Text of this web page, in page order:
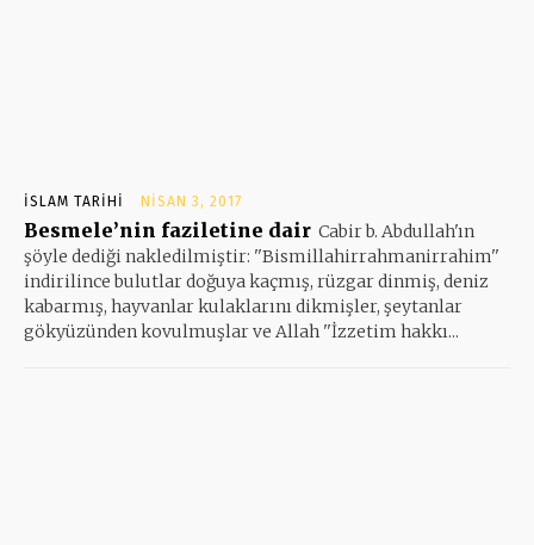
İSLAM TARIHI NISAN 3, 2017
Besmele’nin faziletine dair Cabir b. Abdullah'ın
şöyle dediği nakledilmiştir: ''Bismillahirrahmanirrahim''
indirilince bulutlar doğuya kaçmış, rüzgar dinmiş, deniz
kabarmış, hayvanlar kulaklarını dikmişler, şeytanlar
gökyüzünden kovulmuşlar ve Allah ''İzzetim hakkı...